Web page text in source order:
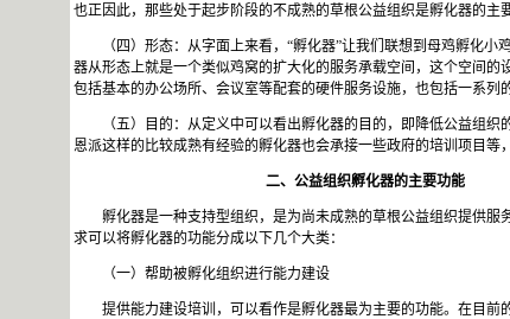
也正因此，那些处于起步阶段的不成熟的草根公益组织是孵化器的主
（四）形态：从字面上来看，“孵化器”让我们联想到母鸡孵化
器从形态上就是一个类似鸡窝的扩大化的服务承载空间，这个空间
包括基本的办公场所、会议室等配套的硬件服务设施，也包括一系列
（五）目的：从定义中可以看出孵化器的目的，即降低公益组
恩派这样的比较成熟有经验的孵化器也会承接一些政府的培训项目等
二、公益组织孵化器的主要功能
孵化器是一种支持型组织，是为尚未成熟的草根公益组织提供
求可以将孵化器的功能分成以下几个大类：
（一）帮助被孵化组织进行能力建设
提供能力建设培训，可以看作是孵化器最为主要的功能。在目